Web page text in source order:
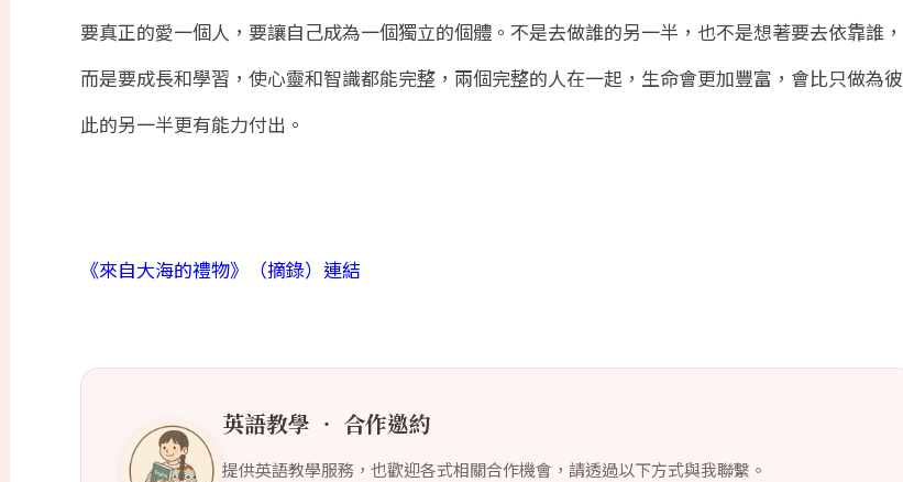
要真正的愛一個人，要讓自己成為一個獨立的個體。不是去做誰的另一半，也不是想著要去依靠誰，
而是要成長和學習，使心靈和智識都能完整，兩個完整的人在一起，生命會更加豐富，會比只做為彼
此的另一半更有能力付出。
《來自大海的禮物》（摘錄）連結
英語教學 ‧ 合作邀約
提供英語教學服務，也歡迎各式相關合作機會，請透過以下方式與我聯繫。